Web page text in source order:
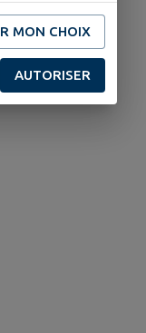
MON CHOIX
AUTORISER